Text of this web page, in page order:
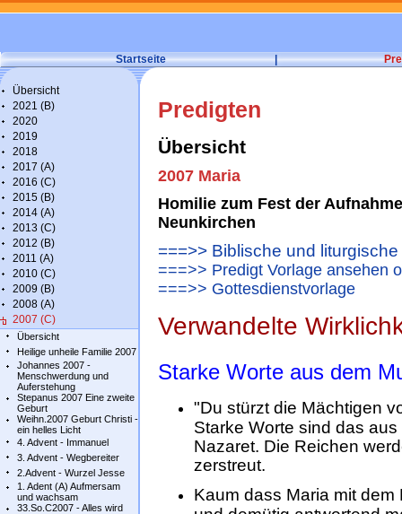
Startseite |
Übersicht
2021 (B)
2020
2019
2018
2017 (A)
2016 (C)
2015 (B)
2014 (A)
2013 (C)
2012 (B)
2011 (A)
2010 (C)
2009 (B)
2008 (A)
2007 (C)
Übersicht
Heilige unheile Familie 2007
Johannes 2007 -
Menschwerdung und
Auferstehung
Stepanus 2007 Eine zweite
Geburt
Weihn.2007 Geburt Christi -
ein helles Licht
4. Advent - Immanuel
3. Advent - Wegbereiter
2.Advent - Wurzel Jesse
1. Adent (A) Aufmersam
und wachsam
33.So.C2007 - Alles wird
Predigten
Übersicht
2007 Maria
Homilie zum Fest der
Neunkirchen
===>> Biblische und
===>> Predigt Vorlage ansehen
===>> Gottesdienstvorlage
Verwandelte
Starke Worte aus dem
"Du stürzt die Mächtigen
Starke Worte sind das
Nazaret. Die Reichen
zerstreut.
Kaum dass Maria mit